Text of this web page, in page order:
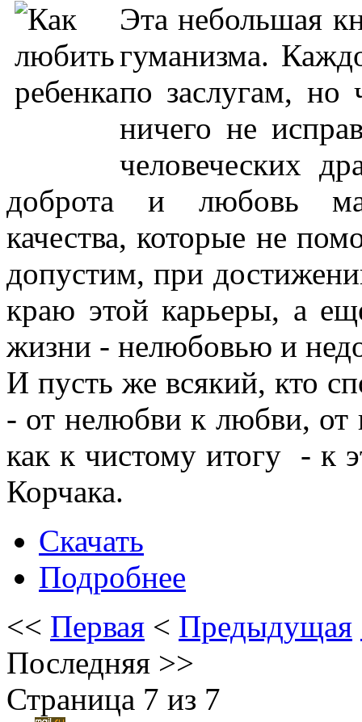
Эта небольшая
гуманизма.
по заслугам, но
ничего не
человеческих
доброта и любовь
качества, которые не
допустим, при
краю этой карьеры, а
жизни - нелюбовью и
И пусть же всякий, кто
- от нелюбви к любви, от
как к чистому итогу - к
Корчака.
Скачать
Подробнее
<< Первая < Предыдущая
Последняя >>
Страница 7 из 7